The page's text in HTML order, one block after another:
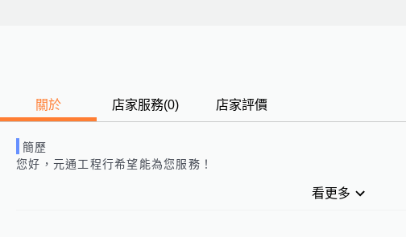
關於 店家服務(0) 店家評價
簡歷
您好， 元通工程行希望能為您服務！
看更多